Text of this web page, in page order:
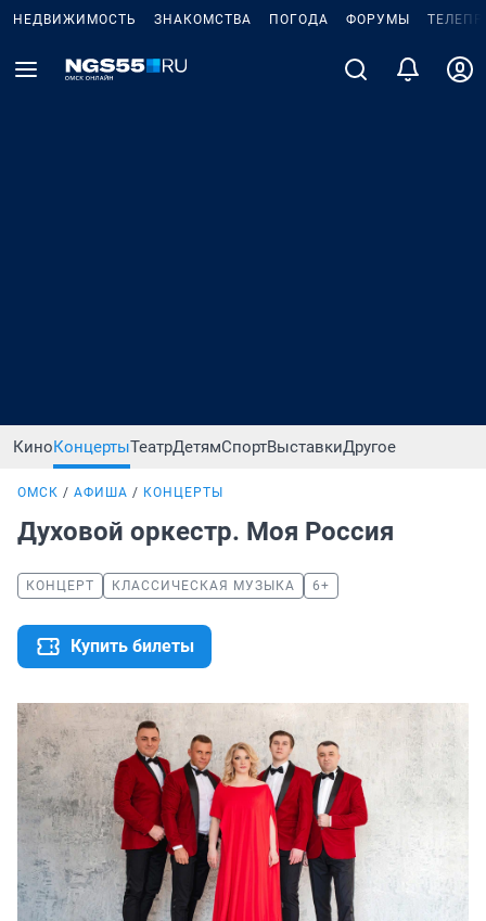
НЕДВИЖИМОСТЬ ЗНАКОМСТВА ПОГОДА ФОРУМЫ
КиноКонцертыТеатрДетямСпортВыставкиДругое
ОМСК АФИША КОНЦЕРТЫ
Духовой оркестр. Моя Россия
КОНЦЕРТ КЛАССИЧЕСКАЯ МУЗЫКА 6+
Купить билеты